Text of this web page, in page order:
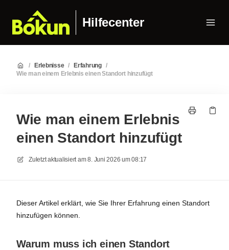
Hilfecenter
/ Erlebnisse / Erfahrung /
Wie man einem Erlebnis einen Standort hinzufügt
Wie man einem Erlebnis
einen Standort hinzufügt
Zuletzt aktualisiert am8. Juni 2026 um 08:17
Dieser Artikel erklärt, wie Sie Ihrer Erfahrung einen Standort
hinzufügen können.
Warum muss ich einen Standort